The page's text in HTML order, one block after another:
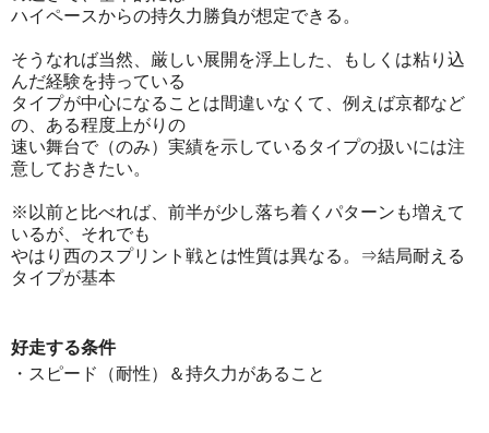
ハイペースからの持久力勝負が想定できる。
そうなれば当然、厳しい展開を浮上した、もしくは粘り込
んだ経験を持っている
タイプが中心になることは間違いなくて、例えば京都など
の、ある程度上がりの
速い舞台で（のみ）実績を示しているタイプの扱いには注
意しておきたい。
※以前と比べれば、前半が少し落ち着くパターンも増えて
いるが、それでも
やはり西のスプリント戦とは性質は異なる。⇒結局耐える
タイプが基本
好走する条件
・スピード（耐性）＆持久力があること